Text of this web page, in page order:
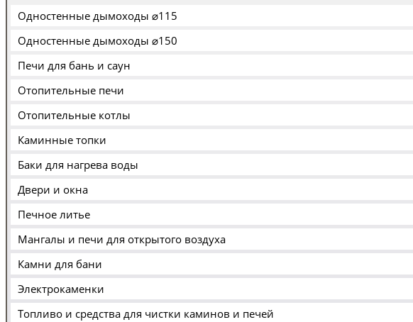
Одностенные дымоходы ⌀115
Одностенные дымоходы ⌀150
Печи для бань и саун
Отопительные печи
Отопительные котлы
Каминные топки
Баки для нагрева воды
Двери и окна
Печное литье
Мангалы и печи для открытого воздуха
Камни для бани
Электрокаменки
Топливо и средства для чистки каминов и печей